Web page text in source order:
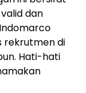
dan
rekrutmen di
Hati-hati